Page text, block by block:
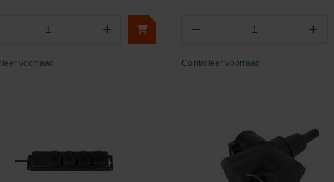
+
voorraad
− +
Controleer voorraad